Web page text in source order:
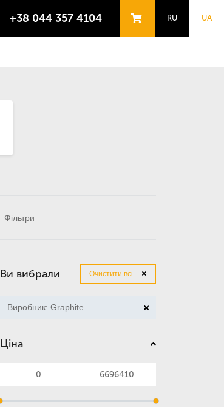
+38 044 357 4104 RU UA
Ви вибрали Очистити всі
Виробник: Graphite
Ціна
Фільтри